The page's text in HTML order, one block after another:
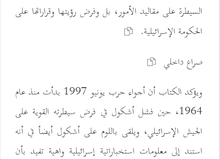
السيطرة على مقاليد الأمور، بل وفرض رؤيتها وقراراتها على
الحكومة الإسرائيلية.
صراع داخلي
ويؤكد الكتاب أن أجواء حرب يونيو 1997 بدأت منذ عام
1964، حين فشل أشكول في فرض سيطرته القوية على
الجيش الإسرائيلي، ويلقى باللوم على أشكول أيضأ في أنه
استند إلى معلومات استخباراتية إسرائيلية واهية تفيد بأن